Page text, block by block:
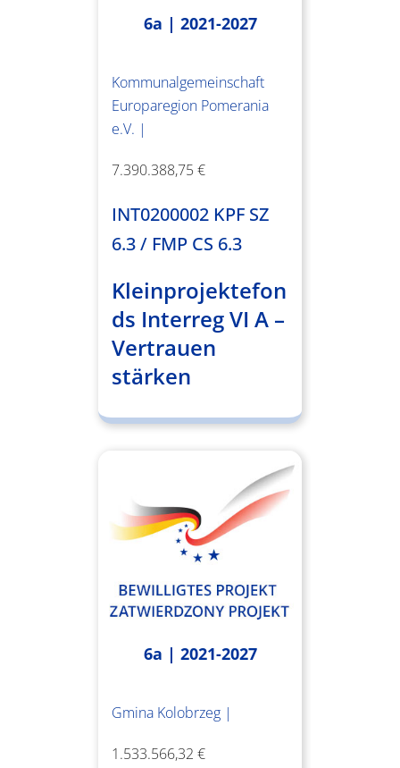
6a | 2021-2027
Kommunalgemeinschaft
Europaregion Pomerania
e.V. |
7.390.388,75 €
INT0200002 KPF SZ
6.3 / FMP CS 6.3
Kleinprojektefon
ds Interreg VI A –
Vertrauen
stärken
6a | 2021-2027
Gmina Kolobrzeg |
1.533.566,32 €